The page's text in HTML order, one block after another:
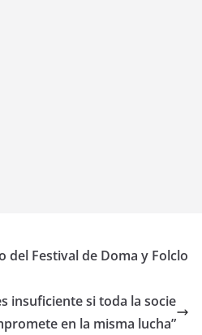
del Festival de Doma y Folclo
insuficiente si toda la socie
en la misma lucha”